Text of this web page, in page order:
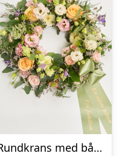
Rundkrans med bånd – Floristens kreative valg